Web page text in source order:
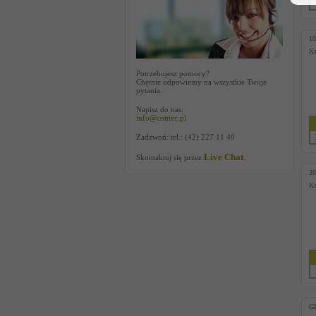
Potrzebujesz pomocy?
Chętnie odpowiemy na wszystkie Twoje
pytania.
Napisz do nas:
info@contec.pl
Zadzwoń: tel.: (42) 227 11 40
Skontaktuj się przez Live Chat